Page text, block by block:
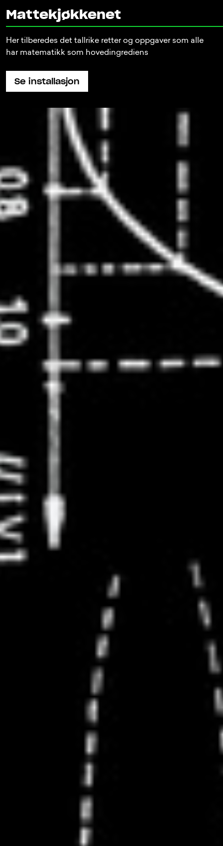
Mattekjøkkenet
Her tilberedes det tallrike retter og oppgaver som alle
har matematikk som hovedingrediens
Se installasjon